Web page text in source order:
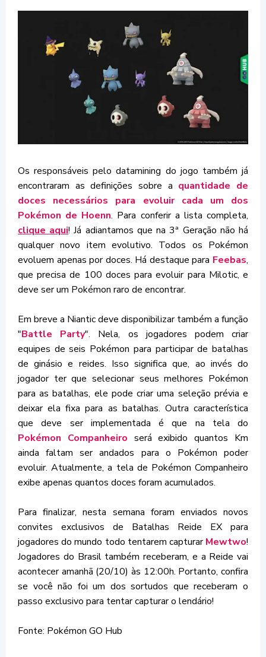
Os responsáveis pelo datamining do jogo também já
encontraram as definições sobre a quantidade de
doces necessários para evoluir cada um dos
Pokémon de Hoenn. Para conferir a lista completa,
clique aqui! Já adiantamos que na 3ª Geração não há
qualquer novo item evolutivo. Todos os Pokémon
evoluem apenas por doces. Há destaque para Feebas,
que precisa de 100 doces para evoluir para Milotic, e
deve ser um Pokémon raro de encontrar.
Em breve a Niantic deve disponibilizar também a função
"Battle Party". Nela, os jogadores podem criar
equipes de seis Pokémon para participar de batalhas
de ginásio e reides. Isso significa que, ao invés do
jogador ter que selecionar seus melhores Pokémon
para as batalhas, ele pode criar uma seleção prévia e
deixar ela fixa para as batalhas. Outra característica
que deve ser implementada é que na tela do
Pokémon Companheiro será exibido quantos Km
ainda faltam ser andados para o Pokémon poder
evoluir. Atualmente, a tela de Pokémon Companheiro
exibe apenas quantos doces foram acumulados.
Para finalizar, nesta semana foram enviados novos
convites exclusivos de Batalhas Reide EX para
jogadores do mundo todo tentarem capturarMewtwo!
Jogadores do Brasil também receberam, e a Reide vai
acontecer amanhã (20/10) às 12:00h. Portanto, confira
se você não foi um dos sortudos que receberam o
passo exclusivo para tentar capturar o lendário!
Fonte: Pokémon GO Hub